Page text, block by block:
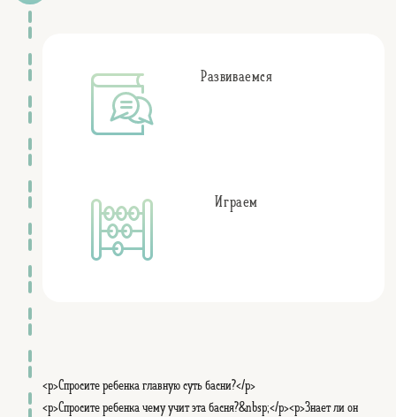
социальные эмоции
Развиваемся
Играем
<p>Спросите ребенка главную суть басни?</p>
<p>Спросите ребенка чему учит эта басня?&nbsp;</p><p>Знает ли он